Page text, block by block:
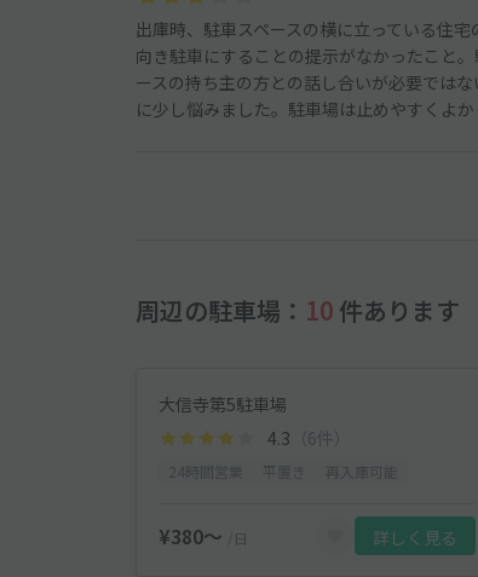
出庫時、駐車スペースの横に立っている住
向き駐車にすることの提示がなかったこと
ースの持ち主の方との話し合いが必要では
に少し悩みました。駐車場は止めやすくよ
周辺の駐車場： 10 件あります
大信寺第5駐車場
4.3 （6件）
¥380〜 /日 詳しく見る